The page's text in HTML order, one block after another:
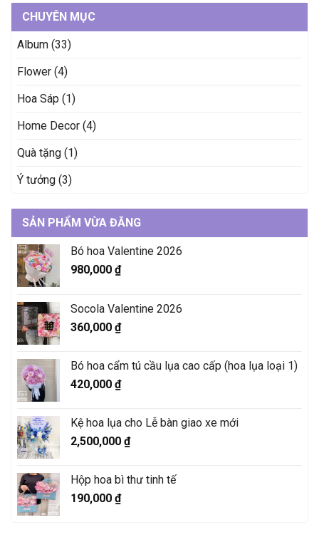
CHUYÊN MỤC
Album (33)
Flower (4)
Hoa Sáp (1)
Home Decor (4)
Quà tặng (1)
Ý tưởng (3)
SẢN PHẨM VỪA ĐĂNG
Bó hoa Valentine 2026
980,000 ₫
Socola Valentine 2026
360,000 ₫
Bó hoa cẩm tú cầu lụa cao cấp (hoa lụa loại 1)
420,000 ₫
Kệ hoa lụa cho Lễ bàn giao xe mới
2,500,000 ₫
Hộp hoa bì thư tinh tế
190,000 ₫